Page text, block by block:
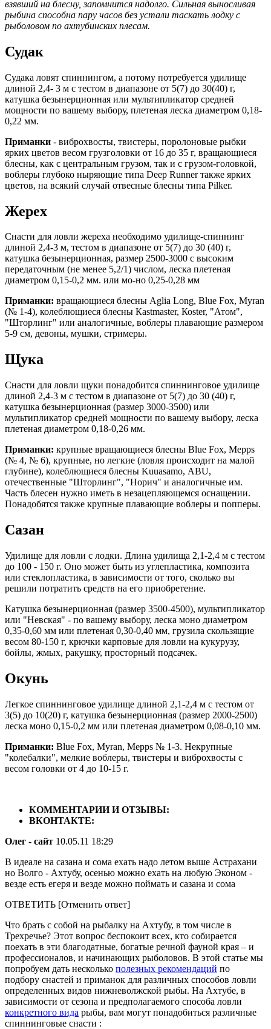
взявший на блесну, запомнится надолго. Сильная выносливая
рыбина способна пару часов без устали таскать лодку с
рыболовом по ахтубинских плесам.
Судак
Судака ловят спиннингом, а потому потребуется удилище
длиной 2,4- 3 м с тестом в диапазоне от 5(7) до 30(40) г,
катушка безынерционная или мультипликатор средней
мощности по вашему выбору, плетеная леска диаметром 0,18-
0,22 мм.
Приманки - виброхвосты, твистеры, поролоновые рыбки
ярких цветов весом грузголовки от 16 до 35 г, вращающиеся
блесны, как с центральным грузом, так и с грузом-головкой,
воблеры глубоко ныряющие типа Deep Runner также ярких
цветов, на всякий случай отвесные блесны типа Pilker.
Жерех
Снасти для ловли жереха необходимо удилище-спиннинг
длиной 2,4-3 м, тестом в диапазоне от 5(7) до 30 (40) г,
катушка безынерционная, размер 2500-3000 с высоким
передаточным (не менее 5,2/1) числом, леска плетеная
диаметром 0,15-0,2 мм. или мо-но 0,25-0,28 мм
Приманки: вращающиеся блесны Aglia Long, Blue Fox, Myran
(№ 1-4), колеблющиеся блесны Каstmaster, Коster, "Атом",
"Шторлинг" или аналогичные, воблеры плавающие размером
5-9 см, девоны, мушки, стримеры.
Щука
Снасти для ловли щуки понадобится спиннинговое удилище
длиной 2,4-3 м с тестом в диапазоне от 5(7) до 30 (40) г,
катушка безынерционная (размер 3000-3500) или
мультипликатор средней мощности по вашему выбору, леска
плетеная диаметром 0,18-0,26 мм.
Приманки: крупные вращающиеся блесны Blue Fox, Меррs
(№ 4, № 6), крупные, но легкие (ловля происходит на малой
глубине), колеблющиеся блесны Kuuasamo, АВU,
отечественные "Шторлинг", "Норич" и аналогичные им.
Часть блесен нужно иметь в незацепляющемся оснащении.
Понадобятся также крупные плавающие воблеры и попперы.
Сазан
Удилище для ловли с лодки. Длина удилища 2,1-2,4 м с тестом
до 100 - 150 г. Оно может быть из углепластика, композита
или стеклопластика, в зависимости от того, сколько вы
решили потратить средств на его приобретение.
Катушка безынерционная (размер 3500-4500), мультипликатор
или "Невская" - по вашему выбору, леска моно диаметром
0,35-0,60 мм или плетеная 0,30-0,40 мм, грузила скользящие
весом 80-150 г, крючки карповые для ловли на кукурузу,
бойлы, жмых, ракушку, просторный подсачек.
Окунь
Легкое спиннинговое удилище длиной 2,1-2,4 м с тестом от
3(5) до 10(20) г, катушка безынерционная (размер 2000-2500)
леска моно 0,15-0,2 мм или плетеная диаметром 0,08-0,10 мм.
Приманки: Blue Fох, Муrаn, Меррs № 1-3. Некрупные
"колебалки", мелкие воблеры, твистеры и виброхвосты с
весом головки от 4 до 10-15 г.
КОММЕНТАРИИ И ОТЗЫВЫ:
ВКОНТАКТЕ:
Олег - сайт 10.05.11 18:29
В идеале на сазана и сома ехать надо летом выше Астрахани
но Волго - Ахтубу, осенью можно ехать на любую Эконом -
везде есть егеря и везде можно поймать и сазана и сома
ОТВЕТИТЬ [Отменить ответ]
Что брать с собой на рыбалку на Ахтубу, в том числе в
Трехречье? Этот вопрос беспокоит всех, кто собирается
поехать в эти благодатные, богатые речной фауной края – и
профессионалов, и начинающих рыболовов. В этой статье мы
попробуем дать несколько полезных рекомендаций по
подбору снастей и приманок для различных способов ловли
определенных видов нижневолжской рыбы. На Ахтубе, в
зависимости от сезона и предполагаемого способа ловли
конкретного вида рыбы, вам могут понадобиться различные
спиннинговые снасти :